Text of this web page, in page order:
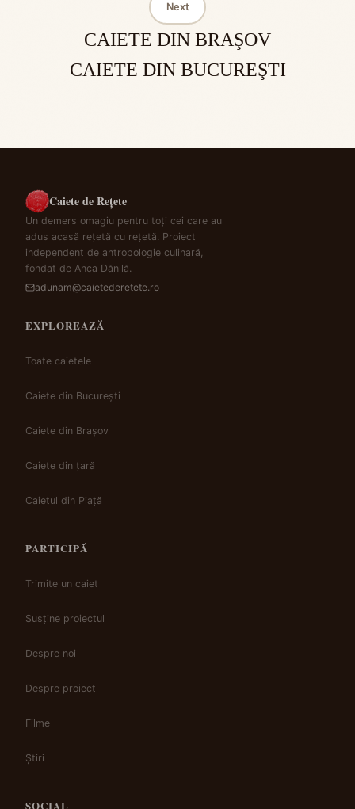
Next
CAIETE DIN BRAŞOV
CAIETE DIN BUCUREŞTI
Caiete de Rețete
Un demers omagiu pentru toți cei care au
adus acasă rețetă cu rețetă. Proiect
independent de antropologie culinară,
fondat de Anca Dănilă.
adunam@caietederetete.ro
EXPLOREAZĂ
Toate caietele
Caiete din București
Caiete din Brașov
Caiete din țară
Caietul din Piață
PARTICIPĂ
Trimite un caiet
Susține proiectul
Despre noi
Despre proiect
Filme
Știri
SOCIAL